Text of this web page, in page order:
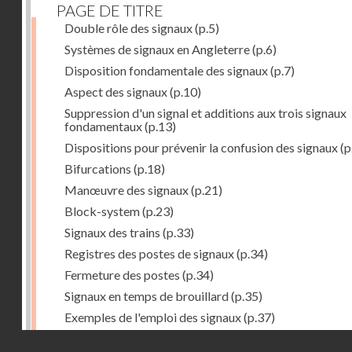
PAGE DE TITRE
Double rôle des signaux(p.5)
Systèmes de signaux en Angleterre(p.6)
Disposition fondamentale des signaux(p.7)
Aspect des signaux(p.10)
Suppression d'un signal et additions aux trois signaux
fondamentaux(p.13)
Dispositions pour prévenir la confusion des signaux
Bifurcations (p.18)
Manœuvre des signaux(p.21)
Block-system(p.23)
Signaux des trains (p.33)
Registres des postes de signaux(p.34)
Fermeture des postes (p.34)
Signaux en temps de brouillard(p.35)
Exemples de l'emploi des signaux(p.37)